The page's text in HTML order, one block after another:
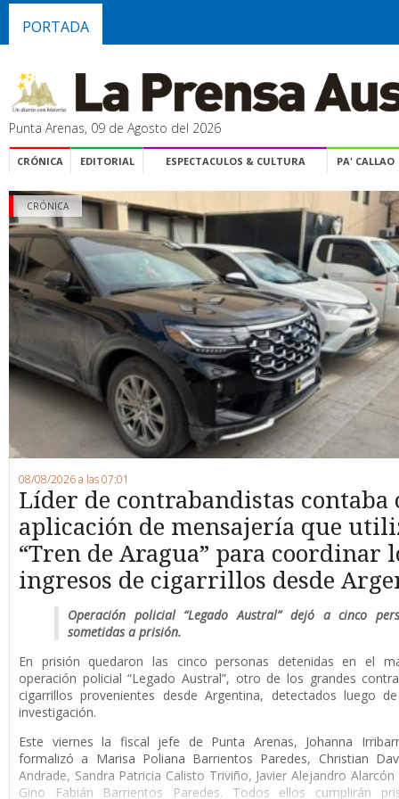
PORTADA
Punta Arenas, 09 de Agosto del 2026
CRÓNICA EDITORIAL ESPECTACULOS & CULTURA PA' CALLAO
CRÓNICA
08/08/2026 a las 07:01
Líder de contrabandistas contaba
aplicación de mensajería que
“Tren de Aragua” para coordinar
ingresos de cigarrillos desde
Operación policial “Legado Austral” dejó a cinco
sometidas a prisión.
En prisión quedaron las cinco personas detenidas en el
operación policial “Legado Austral”, otro de los grandes
cigarrillos provenientes desde Argentina, detectados luego
investigación.
Este viernes la fiscal jefe de Punta Arenas, Johanna
formalizó a Marisa Poliana Barrientos Paredes, Christian
Andrade, Sandra Patricia Calisto Triviño, Javier Alejandro Alarcón
Gino Fabián Barrientos Paredes. Todos ellos cumplirán